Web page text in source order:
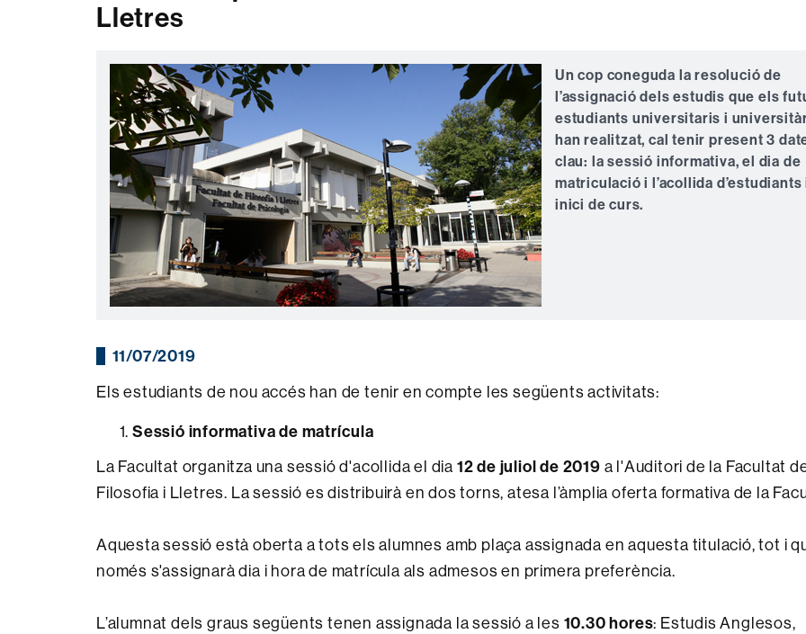
Lletres
Un cop coneguda la resolució de
l’assignació dels estudis que els
estudiants universitaris i
han realitzat, cal tenir present 3
clau: la sessió informativa, el dia de
matriculació i l’acollida d’estudiants
inici de curs.
11/07/2019
Els estudiants de nou accés han de tenir en compte les següents activitats:
Sessió informativa de matrícula
La Facultat organitza una sessió d'acollida el dia 12 de juliol de 2019 a l'Auditori de la Facultat
Filosofia i Lletres. La sessió es distribuirà en dos torns, atesa l’àmplia oferta formativa de la
Aquesta sessió està oberta a tots els alumnes amb plaça assignada en aquesta titulació, tot i
només s'assignarà dia i hora de matrícula als admesos en primera preferència.
L’alumnat dels graus següents tenen assignada la sessió a les 10.30 hores: Estudis Anglesos,